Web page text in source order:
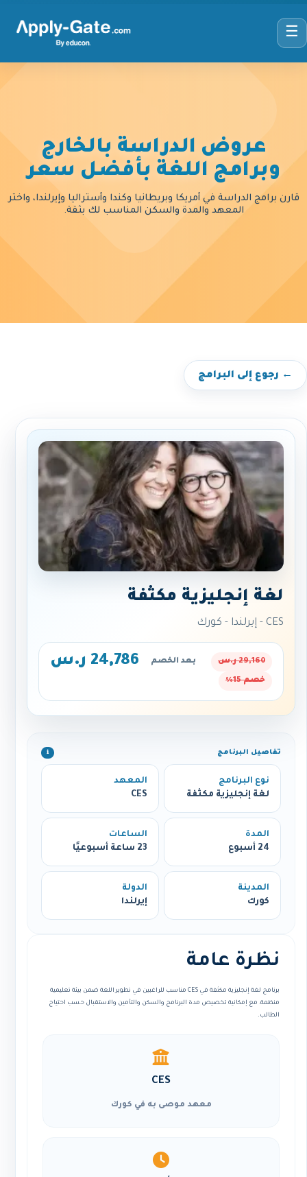
☰
عروض الدراسة بالخارج
وبرامج اللغة بأفضل سعر
قارن برامج الدراسة في أمريكا وبريطانيا وكندا وأستراليا وإيرلندا، واختر
المعهد والمدة والسكن المناسب لك بثقة.
← رجوع إلى البرامج
لغة إنجليزية مكثفة
CES - إيرلندا - كورك
29,160 ر.س بعد الخصم 24,786 ر.س
خصم 15%
تفاصيل البرنامج ℹ️
نوع البرنامج
لغة إنجليزية مكثفة
المعهد
CES
المدة
24 أسبوع
الساعات
23 ساعة أسبوعيًا
المدينة
كورك
الدولة
إيرلندا
نظرة عامة
برنامج لغة إنجليزية مكثفة في CES مناسب للراغبين في تطوير اللغة ضمن بيئة تعليمية
منظمة، مع إمكانية تخصيص مدة البرنامج والسكن والتأمين والاستقبال حسب احتياج
الطالب.
CES
معهد موصى به في كورك